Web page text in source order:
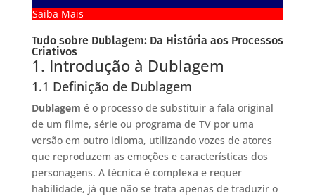
Saiba Mais
Tudo sobre Dublagem: Da História aos Processos
Criativos
1. Introdução à Dublagem
1.1 Definição de Dublagem
Dublagem é o processo de substituir a fala original
de um filme, série ou programa de TV por uma
versão em outro idioma, utilizando vozes de atores
que reproduzem as emoções e características dos
personagens. A técnica é complexa e requer
habilidade, já que não se trata apenas de traduzir o